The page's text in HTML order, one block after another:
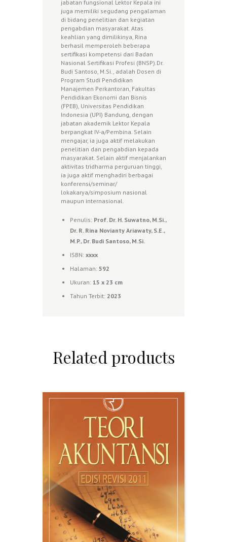
jabatan fungsional Lektor Kepala ini
juga memiliki segudang pengalaman
di bidang penelitian dan kegiatan
pengabdian masyarakat. Atas
keahlian yang dimilikinya, Rina
berhasil memperoleh beberapa
sertifikasi kompetensi dari Badan
Nasional Sertifikasi Profesi (BNSP).Dr.
Budi Santoso, M.Si., adalah Dosen di
Program Studi Pendidikan
Manajemen Perkantoran, Fakultas
Pendidikan Ekonomi dan Bisnis
(FPEB), Universitas Pendidikan
Indonesia (UPI) Bandung, dengan
jabatan akademik Lektor Kepala
berpangkat IV-a/Pembina. Selain
mengajar, ia juga aktif melakukan
penelitian dan pengabdian kepada
masyarakat. Selain aktif menjalankan
aktivitas tridharma perguruan tinggi,
ia juga aktif menghadiri berbagai
konferensi/seminar/
lokakarya/simposium nasional
maupun internasional.
Penulis: Prof. Dr. H. Suwatno, M.Si.,
Dr. R. Rina Novianty Ariawaty, S.E.,
M.P., Dr. Budi Santoso, M.Si.
ISBN: xxxx
Halaman: 592
Ukuran: 15 x 23 cm
Tahun Terbit: 2023
Related products